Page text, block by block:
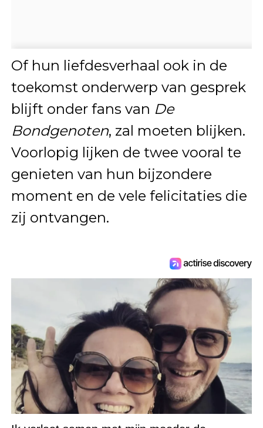
Of hun liefdesverhaal ook in de
toekomst onderwerp van gesprek
blijft onder fans van De
Bondgenoten, zal moeten blijken.
Voorlopig lijken de twee vooral te
genieten van hun bijzondere
moment en de vele felicitaties die
zij ontvangen.